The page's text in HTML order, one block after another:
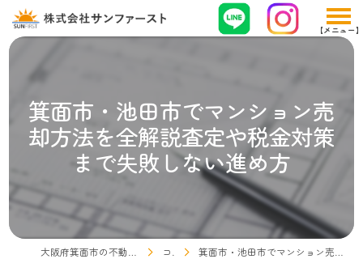
箕面市・池田市でマンション売
却方法を全解説査定や税金対策
まで失敗しない進め方
コラム 箕面市・池田市でマンション売却方法を全解説査定や税金対策まで失敗しない進め方